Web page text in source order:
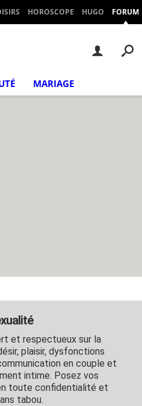
HOROSCOPE HUGO FORUM
MARIAGE
et respectueux sur la
plaisir, dysfonctions
en couple et
intime. Posez vos
toute confidentialité et
tabou.